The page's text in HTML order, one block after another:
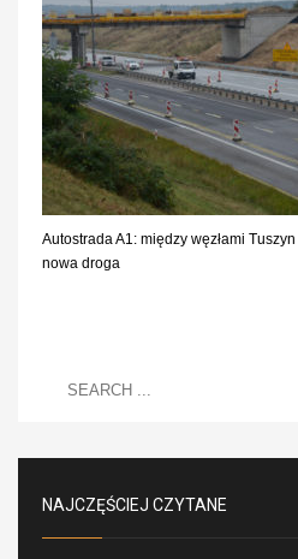
Autostrada A1: między węzłami
nowa droga
NAJCZĘŚCIEJ CZYTANE